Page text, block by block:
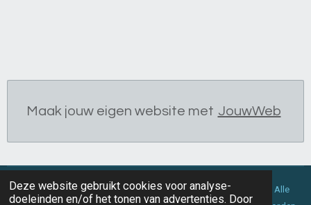
Deze website gebruikt cookies voor analyse-
doeleinden en/of het tonen van advertenties. Door
Maak jouw eigen website met JouwWeb
© 2020 Handleeskundige in het zonnetjeMagda van Dijk-Rijneke. Alle